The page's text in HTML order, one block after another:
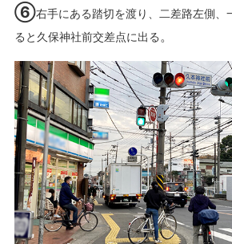
⑥右手にある踏切を渡り、二差路左側、
ると久保神社前交差点に出る。